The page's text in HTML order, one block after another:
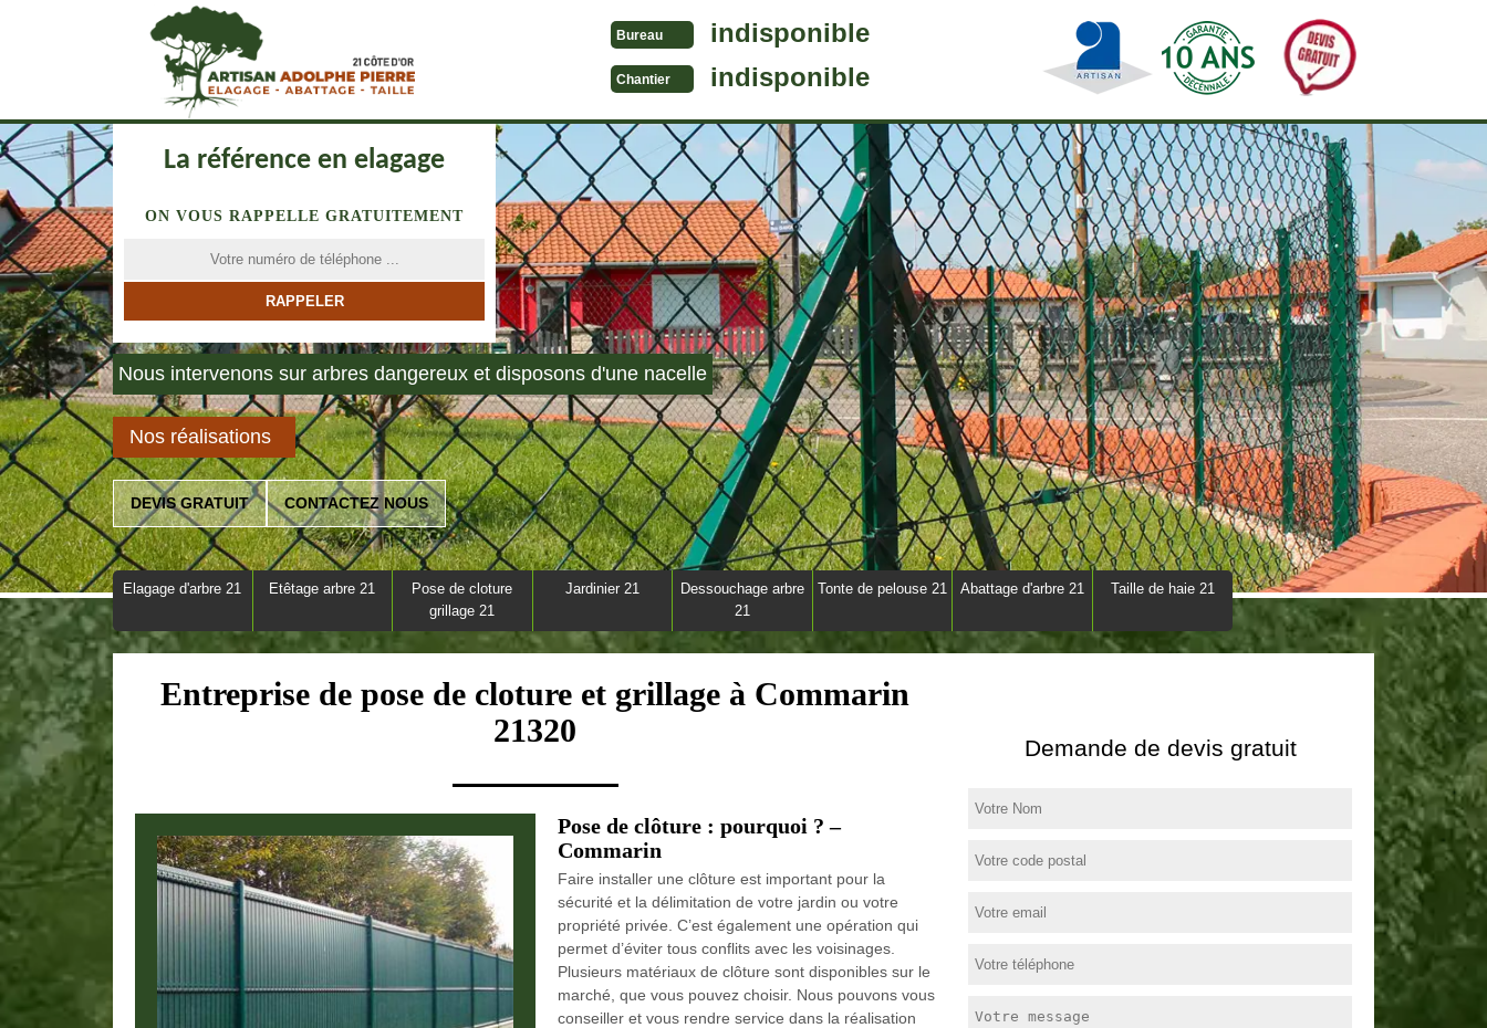
Bureau indisponible
Chantier indisponible
La référence en elagage
ON VOUS RAPPELLE GRATUITEMENT
Nous intervenons sur arbres dangereux et disposons d'une nacelle
Nos réalisations
DEVIS GRATUIT CONTACTEZ NOUS
Elagage d'arbre 21 Etêtage arbre 21
Pose de cloture
grillage 21
Jardinier 21
Dessouchage arbre
21
Tonte de pelouse 21 Abattage d'arbre 21 Taille de haie 21
Entreprise de pose de cloture et grillage à Commarin
21320
Pose de clôture : pourquoi ? –
Commarin
Faire installer une clôture est important pour la
sécurité et la délimitation de votre jardin ou votre
propriété privée. C’est également une opération qui
permet d’éviter tous conflits avec les voisinages.
Plusieurs matériaux de clôture sont disponibles sur le
marché, que vous pouvez choisir. Nous pouvons vous
conseiller et vous rendre service dans la réalisation
Demande de devis gratuit